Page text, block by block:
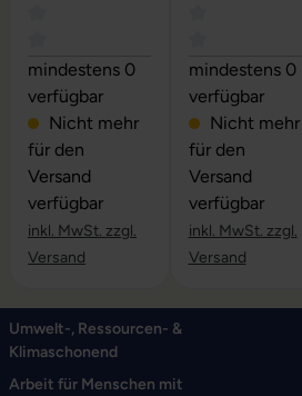
Durchschnittliche Bewertung von
mindestens 0
verfügbar
Nicht mehr
für den
Versand
verfügbar
inkl. MwSt. zzgl.
Versand
mindestens 0
verfügbar
Nicht mehr
für den
Versand
verfügbar
inkl. MwSt. zzgl.
Versand
Umwelt-, Ressourcen- &
Klimaschonend
Arbeit für Menschen mit